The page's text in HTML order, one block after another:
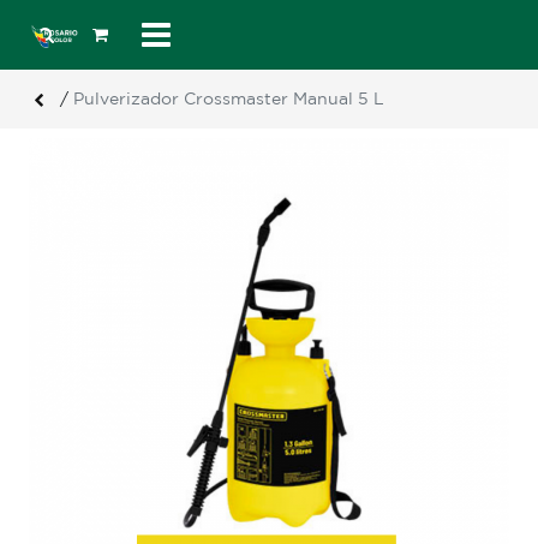
/ Pulverizador Crossmaster Manual 5 L